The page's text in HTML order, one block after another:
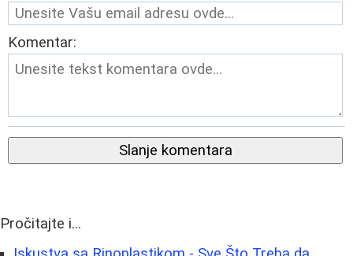
Komentar:
Slanje komentara
Pročitajte i...